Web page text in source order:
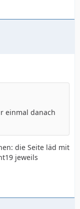
einmal danach
die Seite läd mit
jeweils